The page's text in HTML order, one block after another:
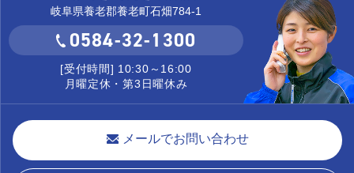
岐阜県養老郡養老町石畑784-1
0584-32-1300
[受付時間] 10:30～16:00
月曜定休・第3日曜休み
メールでお問い合わせ